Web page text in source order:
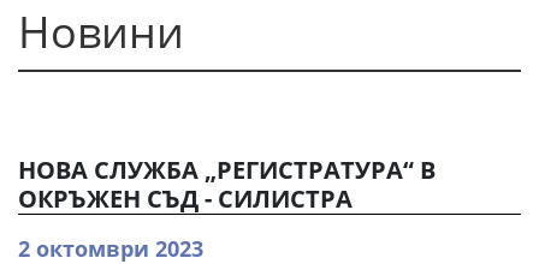
Новини
НОВА СЛУЖБА „РЕГИСТРАТУРА“ В
ОКРЪЖЕН СЪД - СИЛИСТРА
2 октомври 2023